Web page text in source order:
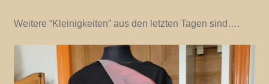
Weitere “Kleinigkeiten” aus den letzten Tagen sind….